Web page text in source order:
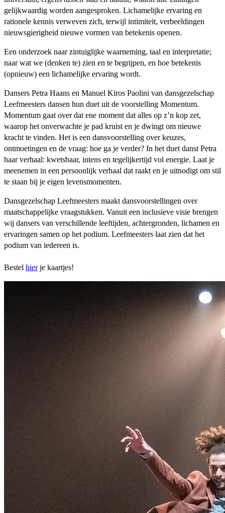
gelijkwaardig worden aangesproken. Lichamelijke ervaring en
rationele kennis verweven zich, terwijl intimiteit, verbeeldingen
nieuwsgierigheid nieuwe vormen van betekenis openen.
Een onderzoek naar zintuiglijke waarneming, taal en interpretatie;
naar wat we (denken te) zien en te begrijpen, en hoe betekenis
(opnieuw) een lichamelijke ervaring wordt.
Dansers Petra Haans en Manuel Kiros Paolini van dansgezelschap
Leefmeesters dansen hun duet uit de voorstelling Momentum.
Momentum gaat over dat ene moment dat alles op z’n kop zet,
waarop het onverwachte je pad kruist en je dwingt om nieuwe
kracht te vinden. Het is een dansvoorstelling over keuzes,
ontmoetingen en de vraag: hoe ga je verder? In het duet danst Petra
haar verhaal: kwetsbaar, intens en tegelijkertijd vol energie. Laat je
meenemen in een persoonlijk verhaal dat raakt en je uitnodigt om stil
te staan bij je eigen levensmomenten.
Dansgezelschap Leefmeesters maakt dansvoorstellingen over
maatschappelijke vraagstukken. Vanuit een inclusieve visie brengen
wij dansers van verschillende leeftijden, achtergronden, lichamen en
ervaringen samen op het podium. Leefmeesters laat zien dat het
podium van iedereen is.
Bestel hierje kaartjes!